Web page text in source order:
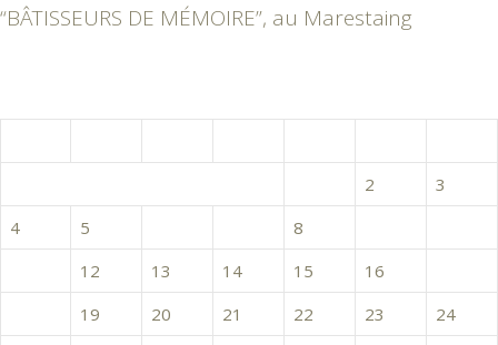
“BÂTISSEURS DE MÉMOIRE”, au Marestaing
2
3
4
5 8
12 13 14 15 16
19 20 21 22 23
24